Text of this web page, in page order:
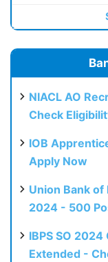
NIACL AO
Check
IOB
Apply Now
Union Bank
2024 - 500
IBPS SO
Extended -